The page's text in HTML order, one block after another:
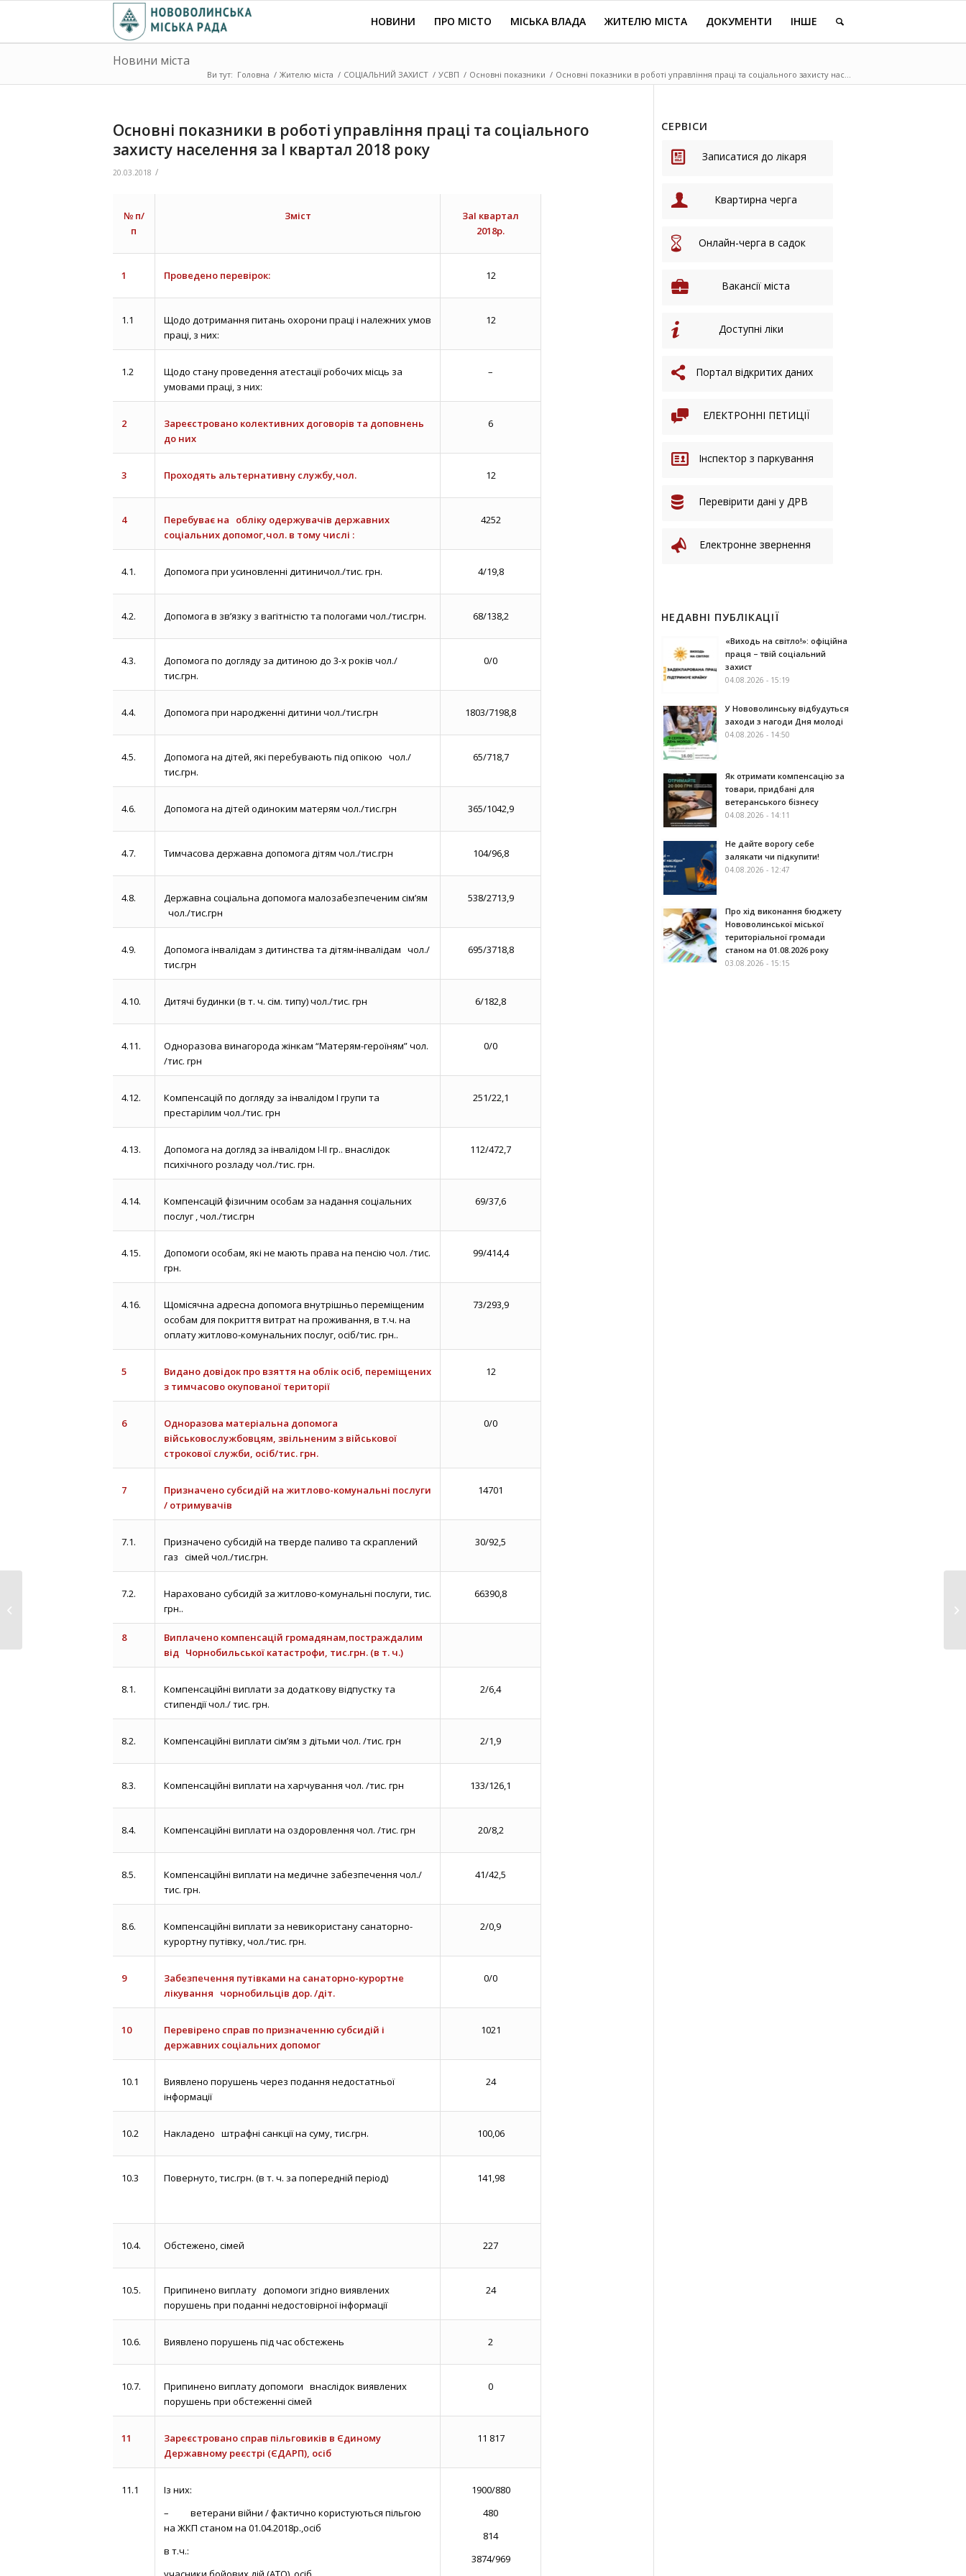
НОВИНИ ПРО МІСТО МІСЬКА ВЛАДА ЖИТЕЛЮ МІСТА ДОКУМЕНТИ ІНШЕ
Новини міста
Ви тут: Головна / Жителю міста / СОЦІАЛЬНИЙ ЗАХИСТ / УСВП / Основні показники / Основні показники в роботі управління праці та соціального захисту нас...
Основні показники в роботі управління праці та соціального
захисту населення за І квартал 2018 року
20.03.2018 /
№ п/
п
Зміст ЗаІ квартал
2018р.
1 Проведено перевірок: 12
1.1
Щодо дотримання питань охорони праці і належних умов
праці, з них:
12
1.2
Щодо стану проведення атестації робочих місць за
умовами праці, з них:
–
2
Зареєстровано колективних договорів та доповнень
до них
6
3 Проходять альтернативну службу,чол. 12
4
Перебуває на обліку одержувачів державних
соціальних допомог,чол. в тому числі :
4252
4.1. Допомога при усиновленні дитиничол./тис. грн. 4/19,8
4.2. Допомога в зв’язку з вагітністю та пологами чол./тис.грн. 68/138,2
4.3.
Допомога по догляду за дитиною до 3-х років чол./
тис.грн.
0/0
4.4. Допомога при народженні дитини чол./тис.грн 1803/7198,8
4.5.
Допомога на дітей, які перебувають під опікою чол./
тис.грн.
65/718,7
4.6. Допомога на дітей одиноким матерям чол./тис.грн 365/1042,9
4.7. Тимчасова державна допомога дітям чол./тис.грн 104/96,8
4.8.
Державна соціальна допомога малозабезпеченим сім’ям
чол./тис.грн
538/2713,9
4.9.
Допомога інвалідам з дитинства та дітям-інвалідам чол./
тис.грн
695/3718,8
4.10. Дитячі будинки (в т. ч. сім. типу) чол./тис. грн 6/182,8
4.11.
Одноразова винагорода жінкам “Матерям-героїням” чол.
/тис. грн
0/0
4.12.
Компенсацій по догляду за інвалідом І групи та
престарілим чол./тис. грн
251/22,1
4.13.
Допомога на догляд за інвалідом І-ІІ гр.. внаслідок
психічного розладу чол./тис. грн.
112/472,7
4.14.
Компенсацій фізичним особам за надання соціальних
послуг , чол./тис.грн
69/37,6
4.15.
Допомоги особам, які не мають права на пенсію чол. /тис.
грн.
99/414,4
4.16.
Щомісячна адресна допомога внутрішньо переміщеним
особам для покриття витрат на проживання, в т.ч. на
оплату житлово-комунальних послуг, осіб/тис. грн..
73/293,9
5
Видано довідок про взяття на облік осіб, переміщених
з тимчасово окупованої території
12
6
Одноразова матеріальна допомога
військовослужбовцям, звільненим з військової
строкової служби, осіб/тис. грн.
0/0
7
Призначено субсидій на житлово-комунальні послуги
/ отримувачів
14701
7.1.
Призначено субсидій на тверде паливо та скраплений
газ сімей чол./тис.грн.
30/92,5
7.2.
Нараховано субсидій за житлово-комунальні послуги, тис.
грн..
66390,8
8
Виплачено компенсацій громадянам,постраждалим
від Чорнобильської катастрофи, тис.грн. (в т. ч.)
8.1.
Компенсаційні виплати за додаткову відпустку та
стипендії чол./ тис. грн.
2/6,4
8.2. Компенсаційні виплати сім’ям з дітьми чол. /тис. грн 2/1,9
8.3. Компенсаційні виплати на харчування чол. /тис. грн 133/126,1
8.4. Компенсаційні виплати на оздоровлення чол. /тис. грн 20/8,2
8.5.
Компенсаційні виплати на медичне забезпечення чол./
тис. грн.
41/42,5
8.6.
Компенсаційні виплати за невикористану санаторно-
курортну путівку, чол./тис. грн.
2/0,9
9
Забезпечення путівками на санаторно-курортне
лікування чорнобильців дор. /діт.
0/0
10
Перевірено справ по призначенню субсидій і
державних соціальних допомог
1021
10.1
Виявлено порушень через подання недостатньої
інформації
24
10.2 Накладено штрафні санкції на суму, тис.грн. 100,06
10.3 Повернуто, тис.грн. (в т. ч. за попередній період) 141,98
10.4. Обстежено, сімей 227
10.5.
Припинено виплату допомоги згідно виявлених
порушень при поданні недостовірної інформації
24
10.6. Виявлено порушень під час обстежень 2
10.7.
Припинено виплату допомоги внаслідок виявлених
порушень при обстеженні сімей
0
11
Зареєстровано справ пільговиків в Єдиному
Державному реєстрі (ЄДАРП), осіб
11 817
11.1
Із них:
– ветерани війни / фактично користуються пільгою
на ЖКП станом на 01.04.2018р.,осіб
в т.ч.:
1900/880
480
814
3874/969
СЕРВІСИ
Записатися до лікаря
Квартирна черга
Онлайн-черга в садок
Вакансії міста
Доступні ліки
Портал відкритих даних
ЕЛЕКТРОННІ ПЕТИЦІЇ
Інспектор з паркування
Перевірити дані у ДРВ
Електронне звернення
НЕДАВНІ ПУБЛІКАЦІЇ
«Виходь на світло!»: офіційна
праця – твій соціальний
захист
04.08.2026 - 15:19
У Нововолинську відбудуться
заходи з нагоди Дня молоді
04.08.2026 - 14:50
Як отримати компенсацію за
товари, придбані для
ветеранського бізнесу
04.08.2026 - 14:11
Не дайте ворогу себе
залякати чи підкупити!
04.08.2026 - 12:47
Про хід виконання бюджету
Нововолинської міської
територіальної громади
станом на 01.08.2026 року
03.08.2026 - 15:15